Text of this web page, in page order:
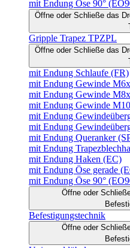
mit Endung Öse 90°
Öffne oder Schließe das
Gripple Trapez TPZPL
Öffne oder Schließe das
mit Endung Schlaufe (FR)
mit Endung Gewinde
mit Endung Gewinde
mit Endung Gewinde
mit Endung
mit Endung
mit Endung Queranker
mit Endung
mit Endung Haken (EC)
mit Endung Öse gerade
mit Endung Öse 90°
Öffne oder
Befestigungstechnik
Öffne oder